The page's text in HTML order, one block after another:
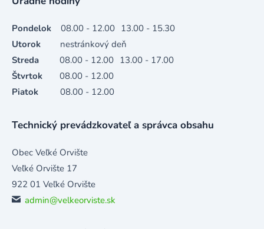
Pondelok 08.00 - 12.00 13.00 - 15.30
Utorok
nestránkový deň
Streda
08.00 - 12.00 13.00 - 17.00
Štvrtok
08.00 - 12.00
Piatok
08.00 - 12.00
Technický prevádzkovateľ a správca obsahu
Obec Veľké Orvište
Veľké Orvište 17
922 01 Veľké Orvište
admin@velkeorviste.sk